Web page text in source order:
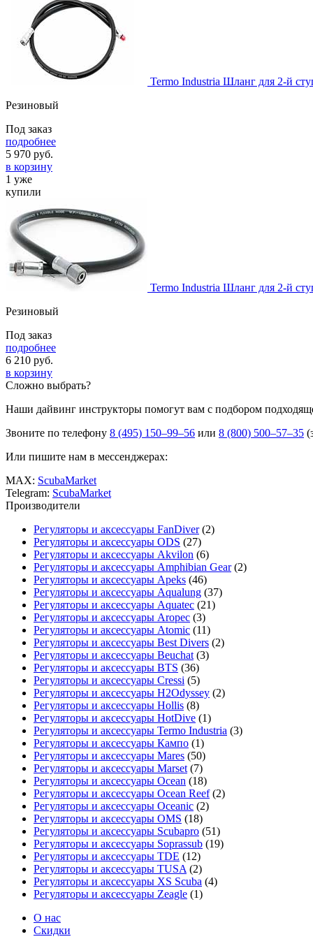
Termo Industria Шланг для 2-й
Резиновый
Под заказ
подробнее
5 970 руб.
в корзину
1 уже
купили
Termo Industria Шланг для 2-й
Резиновый
Под заказ
подробнее
6 210 руб.
в корзину
Сложно выбрать?
Наши дайвинг инструкторы помогут вам с подбором
Звоните по телефону 8 (495) 150–99–56 или 8 (800) 500–57–35
Или пишите нам в мессенджерах:
MAX: ScubaMarket
Telegram: ScubaMarket
Производители
Регуляторы и аксессуары FanDiver(2)
Регуляторы и аксессуары ODS (27)
Регуляторы и аксессуары Akvilon (6)
Регуляторы и аксессуары Amphibian Gear(2)
Регуляторы и аксессуары Apeks (46)
Регуляторы и аксессуары Aqualung (37)
Регуляторы и аксессуары Aquatec (21)
Регуляторы и аксессуары Aropec (3)
Регуляторы и аксессуары Atomic (11)
Регуляторы и аксессуары Best Divers (2)
Регуляторы и аксессуары Beuchat (3)
Регуляторы и аксессуары BTS (36)
Регуляторы и аксессуары Cressi (5)
Регуляторы и аксессуары H2Odyssey (2)
Регуляторы и аксессуары Hollis (8)
Регуляторы и аксессуары HotDive (1)
Регуляторы и аксессуары Termo Industria (3)
Регуляторы и аксессуары Кампо (1)
Регуляторы и аксессуары Mares (50)
Регуляторы и аксессуары Marset (7)
Регуляторы и аксессуары Ocean (18)
Регуляторы и аксессуары Ocean Reef(2)
Регуляторы и аксессуары Oceanic (2)
Регуляторы и аксессуары OMS (18)
Регуляторы и аксессуары Scubapro (51)
Регуляторы и аксессуары Soprassub (19)
Регуляторы и аксессуары TDE (12)
Регуляторы и аксессуары TUSA (2)
Регуляторы и аксессуары XS Scuba (4)
Регуляторы и аксессуары Zeagle (1)
О нас
Скидки